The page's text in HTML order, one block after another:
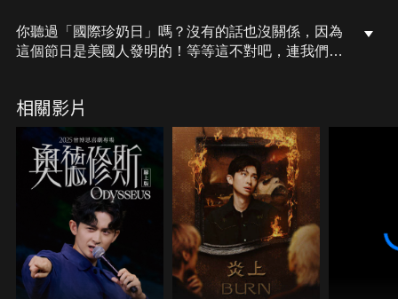
你聽過「國際珍奶日」嗎？沒有的話也沒關係，因為
這個節日是美國人發明的！等等這不對吧，連我們都
相關影片